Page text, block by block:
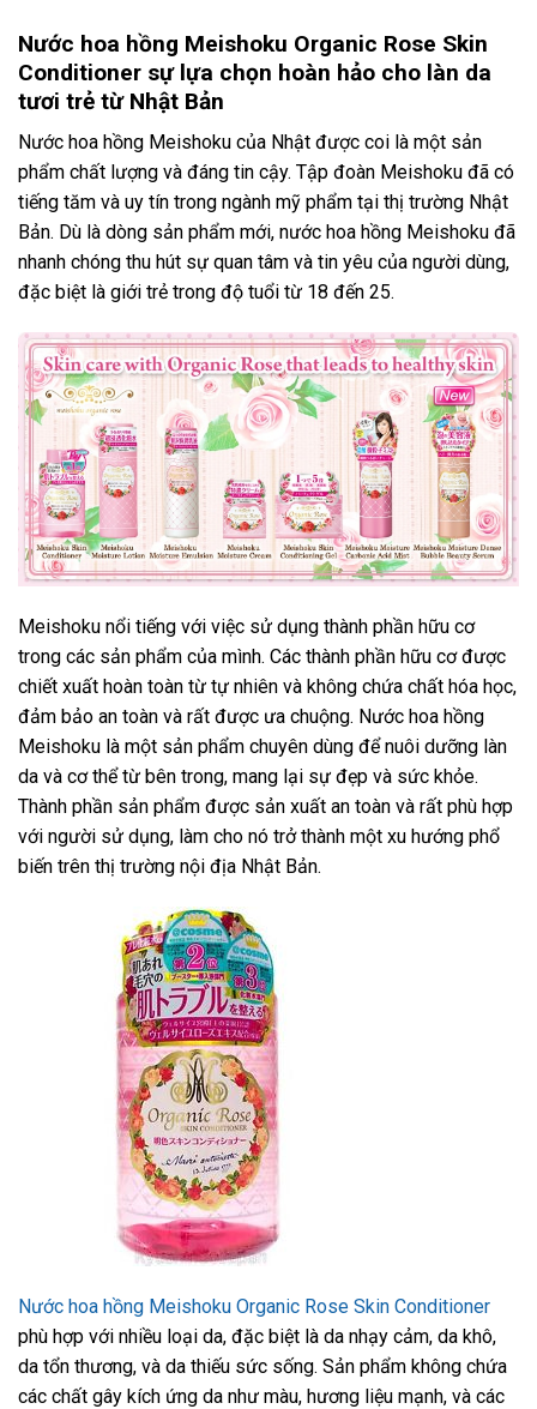
Nước hoa hồng Meishoku Organic Rose Skin
Conditioner sự lựa chọn hoàn hảo cho làn da
tươi trẻ từ Nhật Bản
Nước hoa hồng Meishoku của Nhật được coi là một sản
phẩm chất lượng và đáng tin cậy. Tập đoàn Meishoku đã có
tiếng tăm và uy tín trong ngành mỹ phẩm tại thị trường Nhật
Bản. Dù là dòng sản phẩm mới, nước hoa hồng Meishoku đã
nhanh chóng thu hút sự quan tâm và tin yêu của người dùng,
đặc biệt là giới trẻ trong độ tuổi từ 18 đến 25.
Meishoku nổi tiếng với việc sử dụng thành phần hữu cơ
trong các sản phẩm của mình. Các thành phần hữu cơ được
chiết xuất hoàn toàn từ tự nhiên và không chứa chất hóa học,
đảm bảo an toàn và rất được ưa chuộng. Nước hoa hồng
Meishoku là một sản phẩm chuyên dùng để nuôi dưỡng làn
da và cơ thể từ bên trong, mang lại sự đẹp và sức khỏe.
Thành phần sản phẩm được sản xuất an toàn và rất phù hợp
với người sử dụng, làm cho nó trở thành một xu hướng phổ
biến trên thị trường nội địa Nhật Bản.
Nước hoa hồng Meishoku Organic Rose Skin Conditioner
phù hợp với nhiều loại da, đặc biệt là da nhạy cảm, da khô,
da tổn thương, và da thiếu sức sống. Sản phẩm không chứa
các chất gây kích ứng da như màu, hương liệu mạnh, và các